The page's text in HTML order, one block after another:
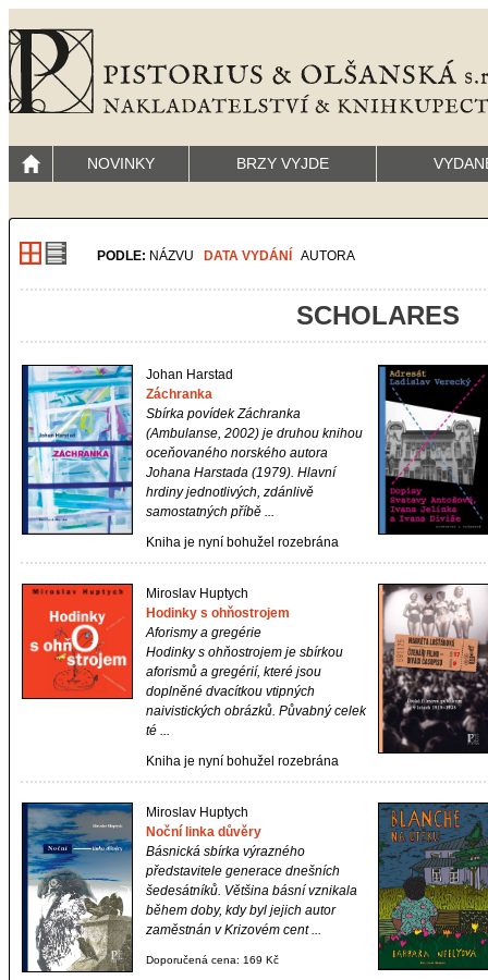
NOVINKY BRZY VYJDE
PODLE: NÁZVU DATA VYDÁNÍ AUTORA
SCHOLARES
Johan Harstad
Záchranka
Sbírka povídek Záchranka
(Ambulanse, 2002) je druhou knihou
oceňovaného norského autora
Johana Harstada (1979). Hlavní
hrdiny jednotlivých, zdánlivě
samostatných příbě ...
Kniha je nyní bohužel rozebrána
Miroslav Huptych
Hodinky s ohňostrojem
Aforismy a gregérie
Hodinky s ohňostrojem je sbírkou
aforismů a gregérií, které jsou
doplněné dvacítkou vtipných
naivistických obrázků. Půvabný celek
té ...
Kniha je nyní bohužel rozebrána
Miroslav Huptych
Noční linka důvěry
Básnická sbírka výrazného
představitele generace dnešních
šedesátníků. Většina básní vznikala
během doby, kdy byl jejich autor
zaměstnán v Krizovém cent ...
Doporučená cena: 169 Kč